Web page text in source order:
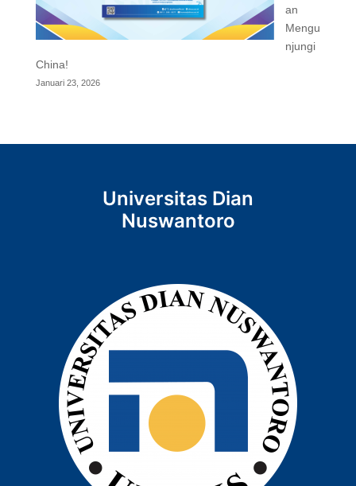
an
Mengu
njungi
China!
Januari 23, 2026
Universitas Dian
Nuswantoro